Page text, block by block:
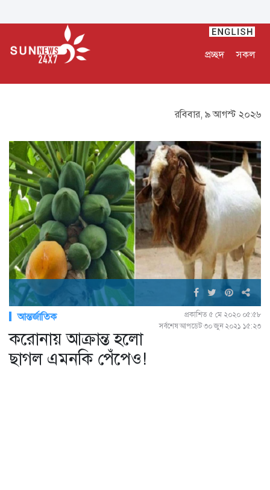
প্রচ্ছদ সকল
রবিবার, ৯ আগস্ট ২০২৬
আন্তর্জাতিক
প্রকাশিত ৫ মে ২০২০ ০৫:৫৮
সর্বশেষ আপডেট ৩০ জুন ২০২১ ১৫:২৩
করোনায় আক্রান্ত হলো
ছাগল এমনকি পেঁপেও!